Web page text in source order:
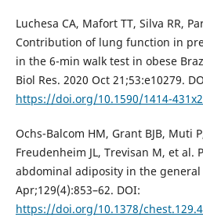
Luchesa CA, Mafort TT, Silva RR,
Contribution of lung function in
in the 6-min walk test in obese
Biol Res. 2020 Oct 21;53:e10279.
https://doi.org/10.1590/1414-
Ochs-Balcom HM, Grant BJB, Muti
Freudenheim JL, Trevisan M, et al.
abdominal adiposity in the
Apr;129(4):853–62. DOI:
https://doi.org/10.1378/